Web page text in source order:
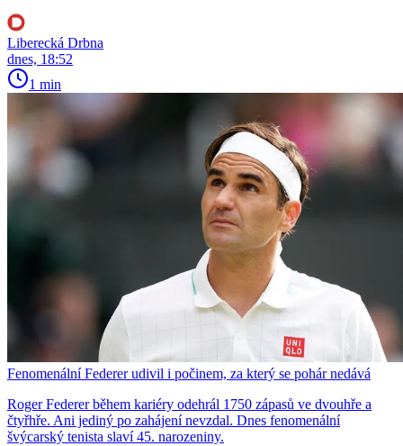
Liberecká Drbna
dnes, 18:52
1 min
Fenomenální Federer udivil i počinem, za který se pohár nedává
Roger Federer během kariéry odehrál 1750 zápasů ve dvouhře a
čtyřhře. Ani jediný po zahájení nevzdal. Dnes fenomenální
švýcarský tenista slaví 45. narozeniny.